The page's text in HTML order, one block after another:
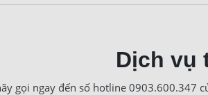
Dịch vụ
gọi ngay đến số hotline 0903.600.347